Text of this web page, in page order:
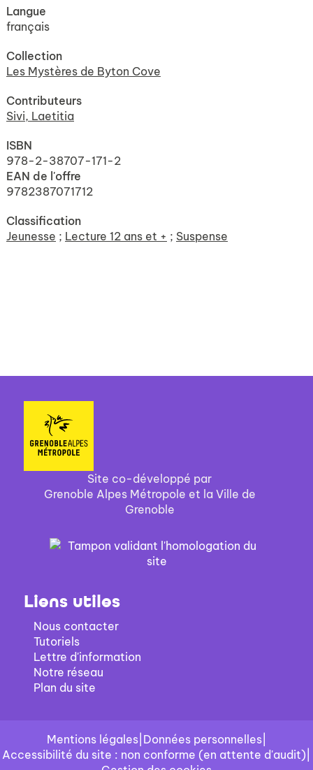
Langue
français
Collection
Les Mystères de Byton Cove
Contributeurs
Sivi, Laetitia
ISBN
978-2-38707-171-2
EAN de l'offre
9782387071712
Classification
Jeunesse ; Lecture 12 ans et + ; Suspense
Site co-développé par
Grenoble Alpes Métropole et la Ville de
Grenoble
Liens utiles
Nous contacter
Tutoriels
Lettre d'information
Notre réseau
Plan du site
Mentions légales| Données personnelles|
Accessibilité du site : non conforme (en attente d'audit)